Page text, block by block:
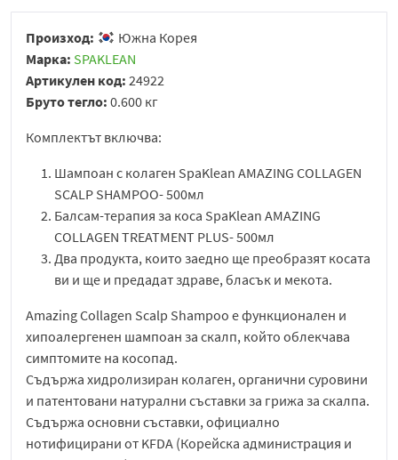
Произход:
Южна Корея
Марка: SPAKLEAN
Артикулен код: 24922
Бруто тегло: 0.600 кг
Комплектът включва:
Шампоан с колаген SpaKlean AMAZING COLLAGEN
SCALP SHAMPOO- 500мл
Балсам-терапия за коса SpaKlean AMAZING
COLLAGEN TREATMENT PLUS- 500мл
Два продукта, които заедно ще преобразят косата
ви и ще и предадат здраве, бласък и мекота.
Amazing Collagen Scalp Shampoo е функционален и
хипоалергенен шампоан за скалп, който облекчава
симптомите на косопад.
Съдържа хидролизиран колаген, органични суровини
и патентовани натурални съставки за грижа за скалпа.
Съдържа основни съставки, официално
нотифицирани от KFDA (Корейска администрация и